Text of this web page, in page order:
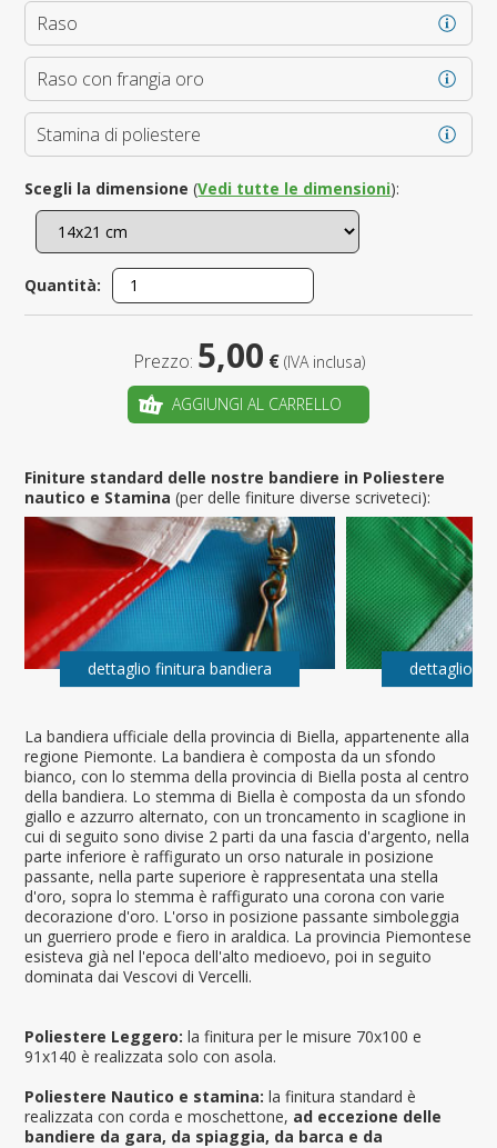
La bandiera ufficiale della provincia di Biella, appartenente alla
regione Piemonte. La bandiera è composta da un sfondo
bianco, con lo stemma della provincia di Biella posta al centro
della bandiera. Lo stemma di Biella è composta da un sfondo
giallo e azzurro alternato, con un troncamento in scaglione in
cui di seguito sono divise 2 parti da una fascia d'argento, nella
parte inferiore è raffigurato un orso naturale in posizione
passante, nella parte superiore è rappresentata una stella
d'oro, sopra lo stemma è raffigurato una corona con varie
decorazione d'oro. L'orso in posizione passante simboleggia
un guerriero prode e fiero in araldica. La provincia Piemontese
esisteva già nel l'epoca dell'alto medioevo, poi in seguito
dominata dai Vescovi di Vercelli.
Poliestere Leggero: la finitura per le misure 70x100 e
91x140 è realizzata solo con asola.
Poliestere Nautico e stamina: la finitura standard è
realizzata con corda e moschettone, ad eccezione delle
bandiere da gara, da spiaggia, da barca e da
Raso
Raso con frangia oro
Stamina di poliestere
Scegli la dimensione (Vedi tutte le dimensioni):
Quantità:
Prezzo: 5,00 € (IVA inclusa)
AGGIUNGI AL CARRELLO
Finiture standard delle nostre bandiere in Poliestere
nautico e Stamina(per delle finiture diverse scriveteci):
dettaglio finitura bandiera dettaglio